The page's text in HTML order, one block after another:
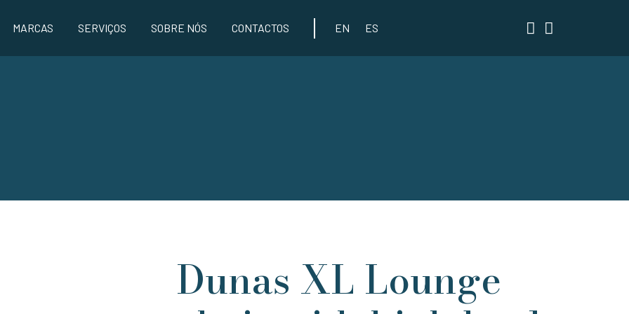
MARCAS SERVIÇOS SOBRE NÓS CONTACTOS EN ES
Dunas XL Lounge